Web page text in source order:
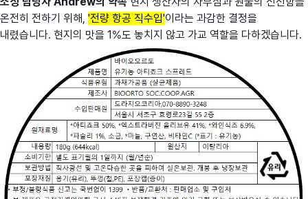
온전히 전하기 위해, '전량 항공 직수입'이라는 과감한 결정을
내렸습니다. 현지의 맛을 1%도 놓치지 않고 가교 역할을 다하겠습니다.